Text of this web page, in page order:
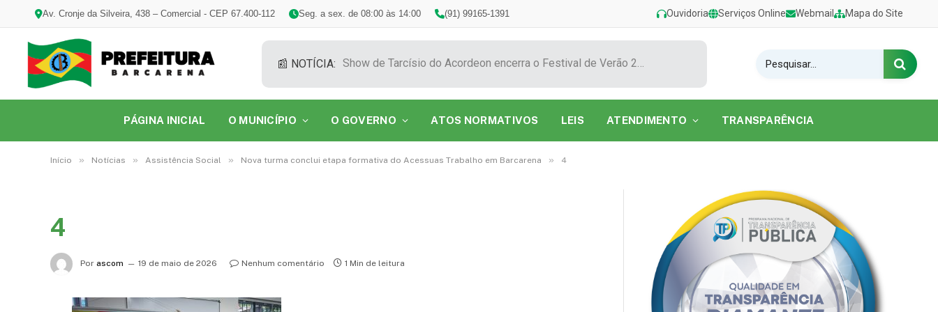
Av. Cronje da Silveira, 438 – Comercial - CEP 67.400-112 Seg. a sex. de 08:00 às 14:00 (91) 99165-1391 Ouvidoria Serviços Online Webmail Mapa do Site
📰 NOTÍCIA: Show de Tarcísio do Acordeon encerra o Festival de Verão 2026 na Praia do Caripi
PÁGINA INICIAL O MUNICÍPIO O GOVERNO ATOS NORMATIVOS LEIS ATENDIMENTO TRANSPARÊNCIA
Início » Notícias » Assistência Social » Nova turma conclui etapa formativa do Acessuas Trabalho em Barcarena » 4
4
Por ascom 19 de maio de 2026 Nenhum comentário 1 Min de leitura